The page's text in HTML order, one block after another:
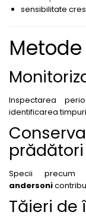
Erbicide
CONOPIDĂ
Insecticide
Fertilizanți foliari
CORIANDRU
Erbicide
CUCURBITACEE
Fungicide
CULTURI
ORNAMENTALE
Insecticide
Tratament
Fertilizanți foliari
Dezinfectant sol
GULII
GUTUI
Biostimulatori
Adjuvanți
HAMEI
Fungicide
Fertilizanți foliari
sensibilitate
Inspectarea
identificarea
prădători
Specii precum
andersoni
Tăieri de